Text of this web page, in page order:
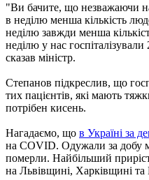
"Ви бачите, що незважаючи
в неділю менша кількість
неділю завжди менша
неділю у нас
сказав міністр.
Степанов підкреслив, що
тих пацієнтів, які мають
потрібен кисень.
Нагадаємо, що в Україні за
на COVID. Одужали за добу
померли. Найбільший
на Львівщині, Харківщині та